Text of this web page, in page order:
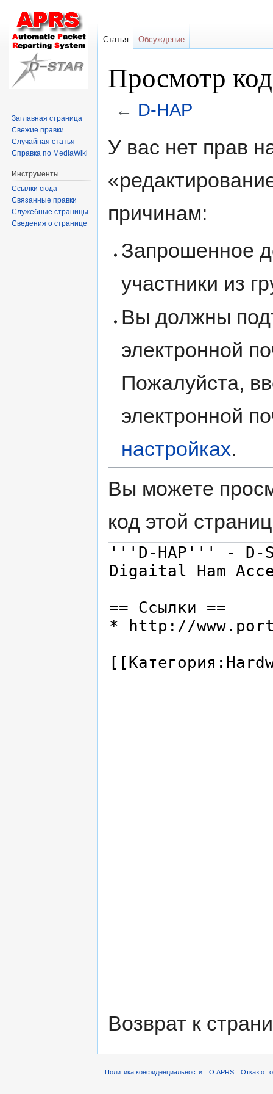
Просмотр
← D-HAP
ккУ вас нет прав
причинам:
Запрошенное
участники из
Вы должны
электронной
Пожалуйста,
электронной
настройках.
Вы можете
код этой
Возврат к
Статья Обсуждение
Заглавная страница
Свежие правки
Случайная статья
Справка по MediaWiki
Инструменты
Ссылки сюда
Связанные правки
Служебные страницы
Сведения о странице
Политика конфиденциальности О APRS Отказ от